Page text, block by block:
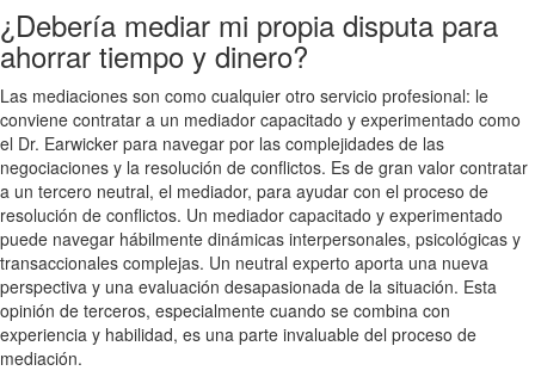
¿Debería mediar mi propia disputa para
ahorrar tiempo y dinero?
Las mediaciones son como cualquier otro servicio profesional: le
conviene contratar a un mediador capacitado y experimentado como
el Dr. Earwicker para navegar por las complejidades de las
negociaciones y la resolución de conflictos. Es de gran valor contratar
a un tercero neutral, el mediador, para ayudar con el proceso de
resolución de conflictos. Un mediador capacitado y experimentado
puede navegar hábilmente dinámicas interpersonales, psicológicas y
transaccionales complejas. Un neutral experto aporta una nueva
perspectiva y una evaluación desapasionada de la situación. Esta
opinión de terceros, especialmente cuando se combina con
experiencia y habilidad, es una parte invaluable del proceso de
mediación.